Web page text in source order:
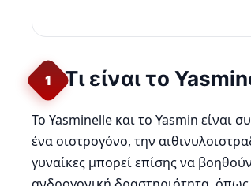
1 Τι είναι το
Το Yasminelle και το Yasmin είναι
ένα οιστρογόνο, την
γυναίκες μπορεί επίσης να